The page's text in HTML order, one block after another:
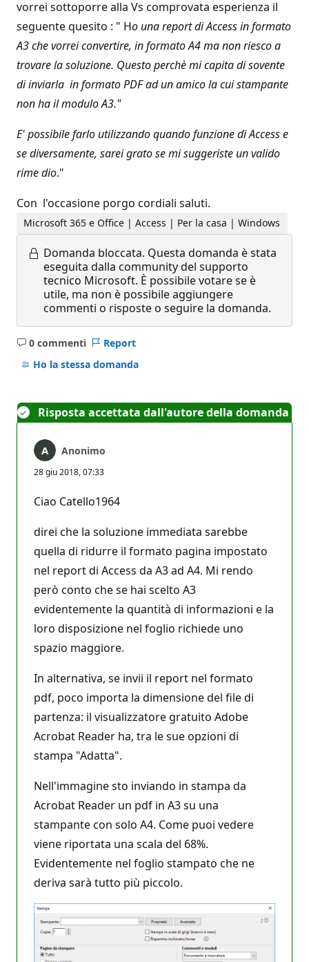
vorrei sottoporre alla Vs comprovata esperienza il
seguente quesito : " Ho una report di Access in formato
A3 che vorrei convertire, in formato A4 ma non riesco a
trovare la soluzione. Questo perchè mi capita di sovente
di inviarla in formato PDF ad un amico la cui stampante
non ha il modulo A3."
E' possibile farlo utilizzando quando funzione di Access e
se diversamente, sarei grato se mi suggeriste un valido
rimedio."
Con l'occasione porgo cordiali saluti.
Microsoft 365 e Office | Access | Per la casa | Windows
Domanda bloccata. Questa domanda è stata
eseguita dalla community del supporto
tecnico Microsoft. È possibile votare se è
utile, ma non è possibile aggiungere
commenti o risposte o seguire la domanda.
0 commenti
Nessun
commento
Report
Ho la stessa domanda
Risposta accettata dall'autore della domanda
Anonimo
28 giu 2018, 07:33
Ciao Catello1964
direi che la soluzione immediata sarebbe
quella di ridurre il formato pagina impostato
nel report di Access da A3 ad A4. Mi rendo
però conto che se hai scelto A3
evidentemente la quantità di informazioni e la
loro disposizione nel foglio richiede uno
spazio maggiore.
In alternativa, se invii il report nel formato
pdf, poco importa la dimensione del file di
partenza: il visualizzatore gratuito Adobe
Acrobat Reader ha, tra le sue opzioni di
stampa "Adatta".
Nell'immagine sto inviando in stampa da
Acrobat Reader un pdf in A3 su una
stampante con solo A4. Come puoi vedere
viene riportata una scala del 68%.
Evidentemente nel foglio stampato che ne
deriva sarà tutto più piccolo.